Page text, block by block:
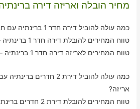
מחיר הובלה ואריזה דירה
כמה עולה להוביל דירה חדר 1 ברינתיה עם חברת הובלה כולל אריזה?
טווח המחירים להובלת דירה חדר 1 ברינתיה – בין 350-760 ש"ח
טווח המחירים לאריזה דירה חדר 1 ברינתיה – בין 310-590 ש"ח
כמה עולה להוביל דירת 2
אריזה?
טווח המחירים להובלת דירת 2 חדרים ברינתיה – בין 780-1040 ש"ח